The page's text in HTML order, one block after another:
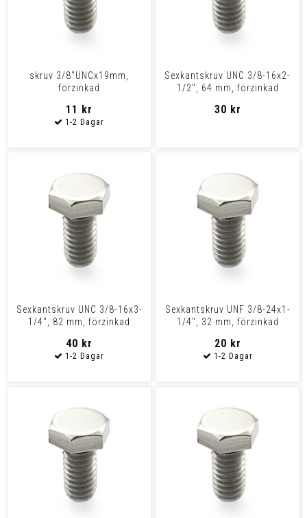
skruv 3/8"UNCx19mm,
förzinkad
11 kr
Sexkantskruv UNC 3/8-16x2-
1/2", 64 mm, förzinkad
30 kr
Sexkantskruv UNC 3/8-16x3-
1/4", 82 mm, förzinkad
40 kr
Sexkantskruv UNF 3/8-24x1-
1/4", 32 mm, förzinkad
20 kr